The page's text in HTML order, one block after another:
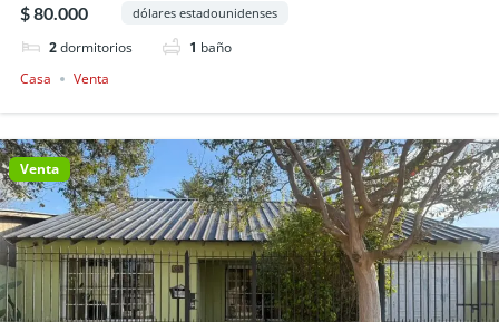
$ 80.000 dólares estadounidenses
2dormitorios 1 baño
Casa
Venta
Venta